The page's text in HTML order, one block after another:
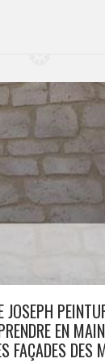
JOSEPH
EN
FAÇADES DES